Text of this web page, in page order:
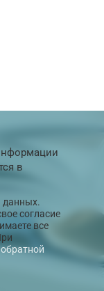
в
данных.
согласие
все